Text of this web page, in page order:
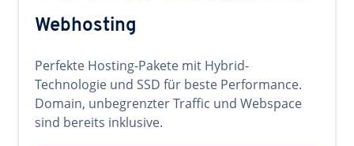
Webhosting
Perfekte Hosting-Pakete mit Hybrid-
Technologie und SSD für beste Performance.
Domain, unbegrenzter Traffic und Webspace
sind bereits inklusive.